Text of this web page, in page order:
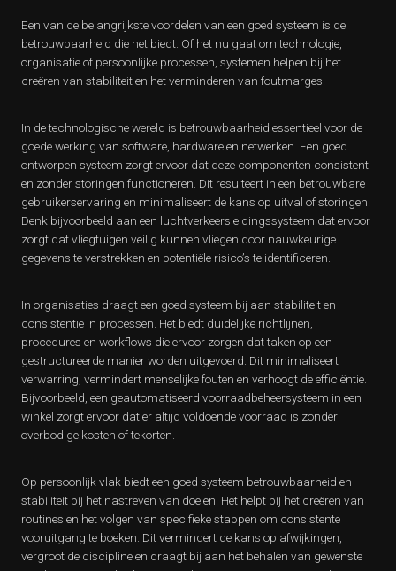
Een van de belangrijkste voordelen van een goed systeem is de
betrouwbaarheid die het biedt. Of het nu gaat om technologie,
organisatie of persoonlijke processen, systemen helpen bij het
creëren van stabiliteit en het verminderen van foutmarges.
In de technologische wereld is betrouwbaarheid essentieel voor de
goede werking van software, hardware en netwerken. Een goed
ontworpen systeem zorgt ervoor dat deze componenten consistent
en zonder storingen functioneren. Dit resulteert in een betrouwbare
gebruikerservaring en minimaliseert de kans op uitval of storingen.
Denk bijvoorbeeld aan een luchtverkeersleidingssysteem dat ervoor
zorgt dat vliegtuigen veilig kunnen vliegen door nauwkeurige
gegevens te verstrekken en potentiële risico’s te identificeren.
In organisaties draagt een goed systeem bij aan stabiliteit en
consistentie in processen. Het biedt duidelijke richtlijnen,
procedures en workflows die ervoor zorgen dat taken op een
gestructureerde manier worden uitgevoerd. Dit minimaliseert
verwarring, vermindert menselijke fouten en verhoogt de efficiëntie.
Bijvoorbeeld, een geautomatiseerd voorraadbeheersysteem in een
winkel zorgt ervoor dat er altijd voldoende voorraad is zonder
overbodige kosten of tekorten.
Op persoonlijk vlak biedt een goed systeem betrouwbaarheid en
stabiliteit bij het nastreven van doelen. Het helpt bij het creëren van
routines en het volgen van specifieke stappen om consistente
vooruitgang te boeken. Dit vermindert de kans op afwijkingen,
vergroot de discipline en draagt bij aan het behalen van gewenste